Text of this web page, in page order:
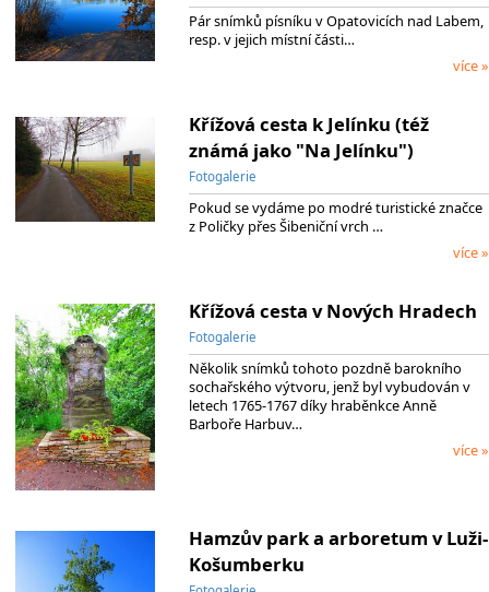
Pár snímků písníku v Opatovicích nad Labem,
resp. v jejich místní části…
více »
Křížová cesta k Jelínku (též
známá jako "Na Jelínku")
Fotogalerie
Pokud se vydáme po modré turistické značce
z Poličky přes Šibeniční vrch …
více »
Křížová cesta v Nových Hradech
Fotogalerie
Několik snímků tohoto pozdně barokního
sochařského výtvoru, jenž byl vybudován v
letech 1765-1767 díky hraběnkce Anně
Barboře Harbuv…
více »
Hamzův park a arboretum v Luži-
Košumberku